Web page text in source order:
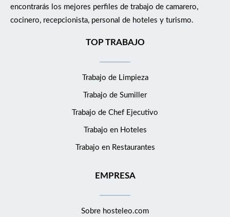
encontrarás los mejores perfiles de trabajo de camarero,
cocinero, recepcionista, personal de hoteles y turismo.
TOP TRABAJO
Trabajo de Limpieza
Trabajo de Sumiller
Trabajo de Chef Ejecutivo
Trabajo en Hoteles
Trabajo en Restaurantes
EMPRESA
Sobre hosteleo.com